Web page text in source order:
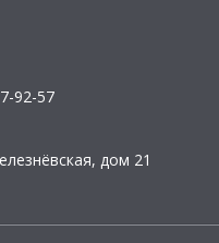
92-57
дом 21